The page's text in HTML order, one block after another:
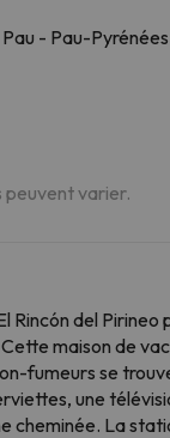
- Pau-Pyrénées
peuvent varier.
del
maison de
fumeurs se
une
La